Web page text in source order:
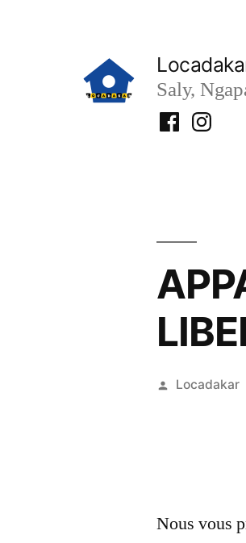
Saly,
Facebook
Publié
Locadakar
Nous vous